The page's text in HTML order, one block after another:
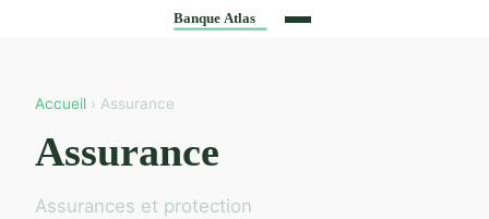
Accueil › Assurance
Assurance
Assurances et protection